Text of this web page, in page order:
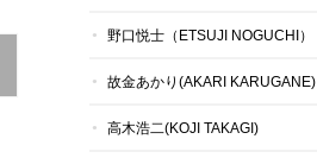
野口悦士（ETSUJI NOGUCHI）
故金あかり(AKARI KARUGANE)
高木浩二(KOJI TAKAGI)